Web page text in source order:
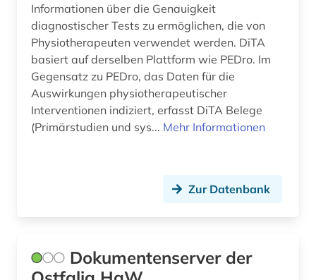
Informationen über die Genauigkeit
diagnostischer Tests zu ermöglichen, die von
Physiotherapeuten verwendet werden. DiTA
basiert auf derselben Plattform wie PEDro. Im
Gegensatz zu PEDro, das Daten für die
Auswirkungen physiotherapeutischer
Interventionen indiziert, erfasst DiTA Belege
(Primärstudien und sys... Mehr Informationen
Zur Datenbank
Dokumentenserver der